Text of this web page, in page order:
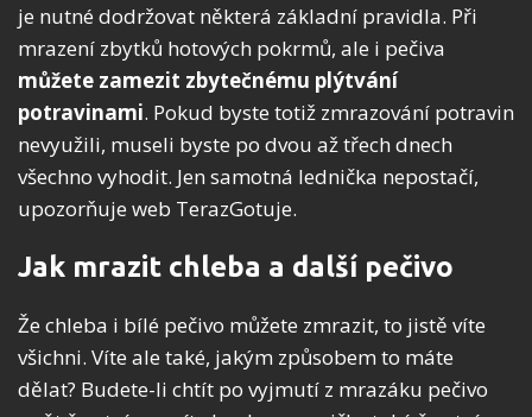
je nutné dodržovat některá základní pravidla. Při
mrazení zbytků hotových pokrmů, ale i pečiva
můžete zamezit zbytečnému plýtvání
potravinami. Pokud byste totiž zmrazování potravin
nevyužili, museli byste po dvou až třech dnech
všechno vyhodit. Jen samotná lednička nepostačí,
upozorňuje web TerazGotuje.
Jak mrazit chleba a další pečivo
Že chleba i bílé pečivo můžete zmrazit, to jistě víte
všichni. Víte ale také, jakým způsobem to máte
dělat? Budete-li chtít po vyjmutí z mrazáku pečivo